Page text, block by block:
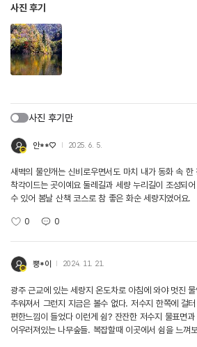
사진 후기
사진 후기만
안**♡ 2025. 6. 5.
새벽의 물안개는 신비로우면서도 마치 내가 동화 속 한
착각이드는 곳이예요 둘레길과 세량 누리길이 조성되
수 있어 봄날 산책 코스로 참 좋은 화순 세량지였어요.
0 0
뿡*이 2024. 11. 21.
광주 근교에 있는 세량지 온도차로 아침에 와야 멋진
추워져서 그런지 지금은 볼수 없다. 저수지 한쪽에 걸
편한느낌이 들었다 이런게 쉼? 잔잔한 저수지 물표면
어우러져있는 나무숲들. 복잡할때 이곳에서 쉼을 느껴